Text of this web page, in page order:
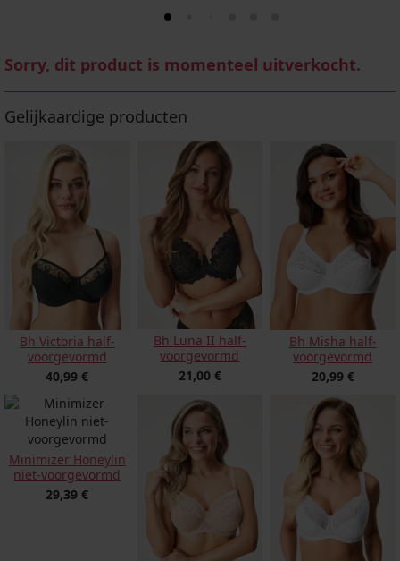
Sorry, dit product is momenteel uitverkocht.
Gelijkaardige producten
Bh Victoria half-
voorgevormd
40,99 €
Bh Luna II half-
voorgevormd
21,00 €
Bh Misha half-
voorgevormd
20,99 €
Minimizer Honeylin
niet-voorgevormd
29,39 €